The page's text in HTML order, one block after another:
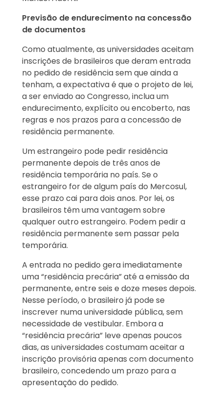
Previsão de endurecimento na concessão
de documentos
Como atualmente, as universidades aceitam
inscrições de brasileiros que deram entrada
no pedido de residência sem que ainda a
tenham, a expectativa é que o projeto de lei,
a ser enviado ao Congresso, inclua um
endurecimento, explícito ou encoberto, nas
regras e nos prazos para a concessão de
residência permanente.
Um estrangeiro pode pedir residência
permanente depois de três anos de
residência temporária no país. Se o
estrangeiro for de algum país do Mercosul,
esse prazo cai para dois anos. Por lei, os
brasileiros têm uma vantagem sobre
qualquer outro estrangeiro. Podem pedir a
residência permanente sem passar pela
temporária.
A entrada no pedido gera imediatamente
uma “residência precária” até a emissão da
permanente, entre seis e doze meses depois.
Nesse período, o brasileiro já pode se
inscrever numa universidade pública, sem
necessidade de vestibular. Embora a
“residência precária” leve apenas poucos
dias, as universidades costumam aceitar a
inscrição provisória apenas com documento
brasileiro, concedendo um prazo para a
apresentação do pedido.